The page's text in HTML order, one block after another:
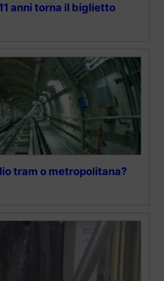
anni torna il biglietto
tram o metropolitana?